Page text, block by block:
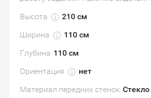
Высота
210 см
Ширина
110 см
Глубина 110 см
Ориентация
нет
Материал передних стенок Стекло